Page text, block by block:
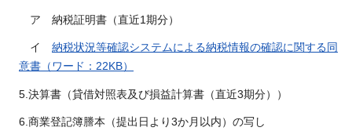
ア 納税証明書（直近1期分）
イ 納税状況等確認システムによる納税情報の確認に関する同
意書（ワード：22KB）
5.決算書（貸借対照表及び損益計算書（直近3期分））
6.商業登記簿謄本（提出日より3か月以内）の写し